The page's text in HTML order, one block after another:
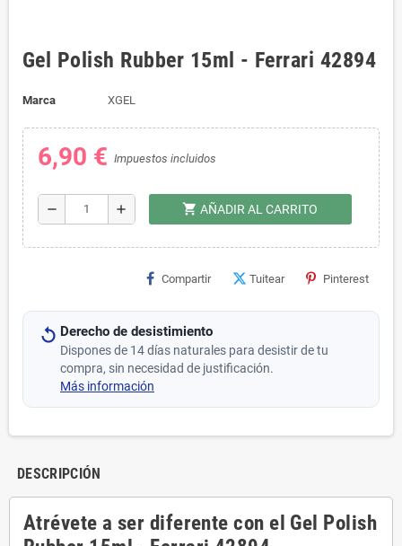
Gel Polish Rubber 15ml - Ferrari 42894
Marca XGEL
6,90 € Impuestos incluidos
remove add shopping_cart AÑADIR AL CARRITO
Compartir Tuitear Pinterest
Derecho de desistimiento
Dispones de 14 días naturales para desistir de tu
compra, sin necesidad de justificación.
Más información
DESCRIPCIÓN
Atrévete a ser diferente con el Gel Polish